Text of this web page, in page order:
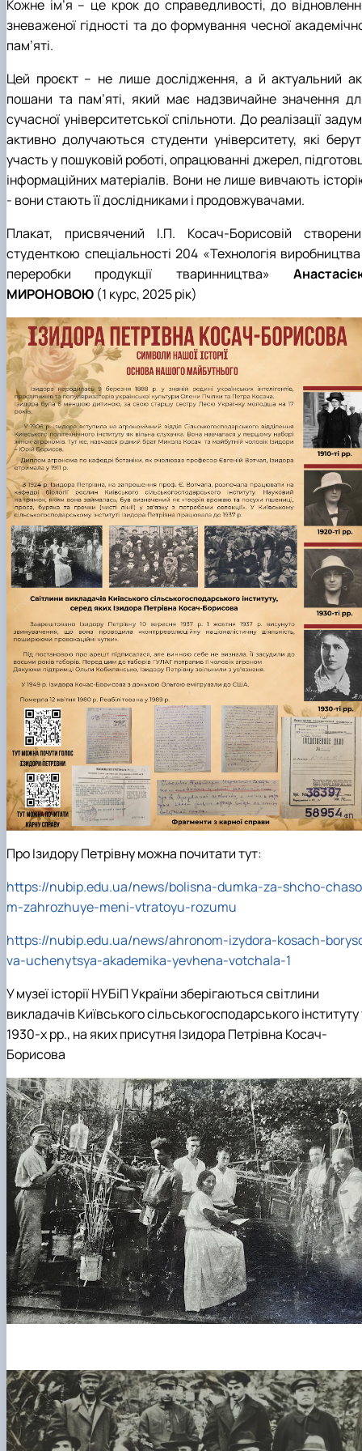
До Дня Державного Прапора України
(23.08.2025)
1938 рік
1939 рік
1948 рік
1949 рік
1957 рік
1958 рік
1966 рік
1967 рік
1975 рік
1976 рік
Кожне ім’я – це крок до справедливості, до
зневаженої гідності та до формування чесної
пам’яті.
Цей проєкт – не лише дослідження, а й актуальний
пошани та пам’яті, який має надзвичайне значення
сучасної університетської спільноти. До реалізації
активно долучаються студенти університету, які
участь у пошуковій роботі, опрацюванні джерел,
інформаційних матеріалів. Вони не лише вивчають
- вони стають її дослідниками і продовжувачами.
Плакат, присвячений І.П. Косач-Борисовій
студенткою спеціальності 204 «Технологія виробництва
переробки продукції тваринництва»
МИРОНОВОЮ (1 курс, 2025 рік)
Про Ізидору Петрівну можна почитати тут:
https://nubip.edu.ua/news/bolisna-dumka-za-shcho-chaso
m-zahrozhuye-meni-vtratoyu-rozumu
https://nubip.edu.ua/news/ahronom-izydora-kosach-
va-uchenytsya-akademika-yevhena-votchala-1
У музеї історії НУБіП України зберігаються світлини
викладачів Київського сільськогосподарського інституту
1930-х рр., на яких присутня Ізидора Петрівна Косач-
Борисова